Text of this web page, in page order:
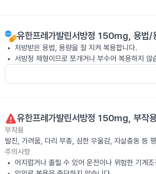
유한프레가발린서방정 150mg, 용법/
처방받은 용법, 용량을 잘 지켜 복용합니다.
서방정 제형이므로 쪼개거나 부수어 복용하지 않
유한프레가발린서방정 150mg, 부작
부작용
발진, 가려움, 다리 부종, 심한 우울감, 자살충동 등
주의사항
어지럽거나 졸릴 수 있어 운전이나 위험한 기계